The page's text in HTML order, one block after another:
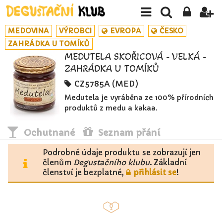
MEDOVINA VÝROBCI EVROPA
ČESKO
ZAHRÁDKA U TOMÍKŮ
MEDUTELA SKOŘICOVÁ - VELKÁ -
ZAHRÁDKA U TOMÍKŮ
CZ5785A (MED)
Medutela je vyráběna ze 100% přírodních
produktů z medu a kakaa.
Ochutnané Seznam přání
Podrobné údaje produktu se zobrazují jen
členům Degustačního klubu. Základní
členství je bezplatné,
přihlásit se!